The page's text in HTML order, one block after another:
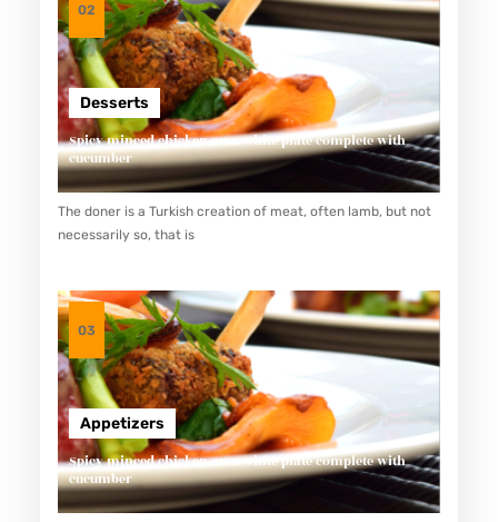
02
Desserts
Spicy minced chicken on a white plate complete with
cucumber
The doner is a Turkish creation of meat, often lamb, but not
necessarily so, that is
03
Appetizers
Spicy minced chicken on a white plate complete with
cucumber